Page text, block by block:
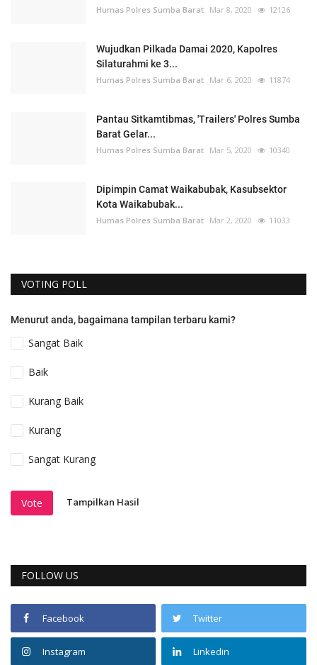
Humas Polres Sumba Barat Mar 8, 2020 12126
Wujudkan Pilkada Damai 2020, Kapolres
Silaturahmi ke 3...
Humas Polres Sumba Barat Mar 6, 2020 11874
Pantau Sitkamtibmas, 'Trailers' Polres Sumba
Barat Gelar...
Humas Polres Sumba Barat Mar 5, 2020 10340
Dipimpin Camat Waikabubak, Kasubsektor
Kota Waikabubak...
Humas Polres Sumba Barat Mar 2, 2020 11033
VOTING POLL
Menurut anda, bagaimana tampilan terbaru kami?
Sangat Baik
Baik
Kurang Baik
Kurang
Sangat Kurang
Vote Tampilkan Hasil
FOLLOW US
Facebook Twitter
Instagram Linkedin